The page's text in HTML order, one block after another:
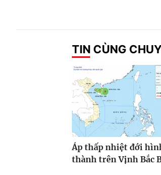
TIN CÙNG
Áp thấp nhiệt đới
thành trên Vịnh Bắc